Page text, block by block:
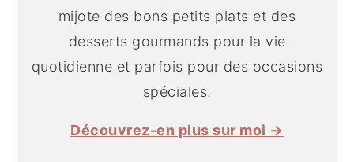
mijote des bons petits plats et des
desserts gourmands pour la vie
quotidienne et parfois pour des occasions
spéciales.
Découvrez-en plus sur moi →